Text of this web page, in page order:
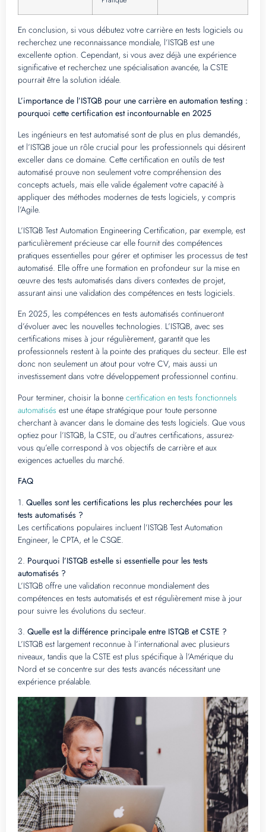
En conclusion, si vous débutez votre carrière en tests logiciels ou
recherchez une reconnaissance mondiale, l’ISTQB est une
excellente option. Cependant, si vous avez déjà une expérience
significative et recherchez une spécialisation avancée, la CSTE
pourrait être la solution idéale.
L’importance de l’ISTQB pour une carrière en automation testing :
pourquoi cette certification est incontournable en 2025
Les ingénieurs en test automatisé sont de plus en plus demandés,
et l’ISTQB joue un rôle crucial pour les professionnels qui désirent
exceller dans ce domaine. Cette certification en outils de test
automatisé prouve non seulement votre compréhension des
concepts actuels, mais elle valide également votre capacité à
appliquer des méthodes modernes de tests logiciels, y compris
l’Agile.
L’ISTQB Test Automation Engineering Certification, par exemple, est
particulièrement précieuse car elle fournit des compétences
pratiques essentielles pour gérer et optimiser les processus de test
automatisé. Elle offre une formation en profondeur sur la mise en
œuvre des tests automatisés dans divers contextes de projet,
assurant ainsi une validation des compétences en tests logiciels.
En 2025, les compétences en tests automatisés continueront
d’évoluer avec les nouvelles technologies. L’ISTQB, avec ses
certifications mises à jour régulièrement, garantit que les
professionnels restent à la pointe des pratiques du secteur. Elle est
donc non seulement un atout pour votre CV, mais aussi un
investissement dans votre développement professionnel continu.
Pour terminer, choisir la bonne certification en tests fonctionnels
automatisés est une étape stratégique pour toute personne
cherchant à avancer dans le domaine des tests logiciels. Que vous
optiez pour l’ISTQB, la CSTE, ou d’autres certifications, assurez-
vous qu’elle correspond à vos objectifs de carrière et aux
exigences actuelles du marché.
FAQ
1. Quelles sont les certifications les plus recherchées pour les
tests automatisés ?
Les certifications populaires incluent l’ISTQB Test Automation
Engineer, le CPTA, et le CSQE.
2. Pourquoi l’ISTQB est-elle si essentielle pour les tests
automatisés ?
L’ISTQB offre une validation reconnue mondialement des
compétences en tests automatisés et est régulièrement mise à jour
pour suivre les évolutions du secteur.
3. Quelle est la différence principale entre ISTQB et CSTE ?
L’ISTQB est largement reconnue à l’international avec plusieurs
niveaux, tandis que la CSTE est plus spécifique à l’Amérique du
Nord et se concentre sur des tests avancés nécessitant une
expérience préalable.